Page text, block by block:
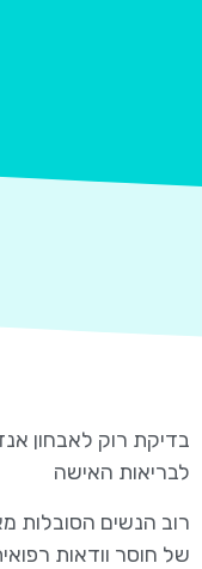
בדיקת רוק לאבחון
לבריאות האישה
רוב הנשים הסובלות